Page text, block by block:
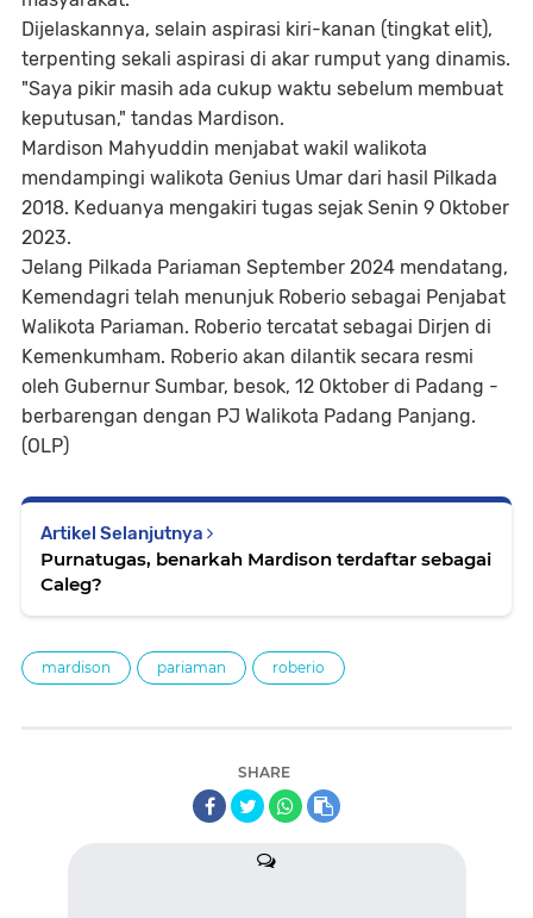
Dijelaskannya, selain aspirasi kiri-kanan (tingkat elit),
terpenting sekali aspirasi di akar rumput yang dinamis.
"Saya pikir masih ada cukup waktu sebelum membuat
keputusan," tandas Mardison.
Mardison Mahyuddin menjabat wakil walikota
mendampingi walikota Genius Umar dari hasil Pilkada
2018. Keduanya mengakiri tugas sejak Senin 9 Oktober
2023.
Jelang Pilkada Pariaman September 2024 mendatang,
Kemendagri telah menunjuk Roberio sebagai Penjabat
Walikota Pariaman. Roberio tercatat sebagai Dirjen di
Kemenkumham. Roberio akan dilantik secara resmi
oleh Gubernur Sumbar, besok, 12 Oktober di Padang -
berbarengan dengan PJ Walikota Padang Panjang.
(OLP)
Artikel Selanjutnya
Purnatugas, benarkah Mardison terdaftar sebagai
Caleg?
mardison pariaman roberio
SHARE